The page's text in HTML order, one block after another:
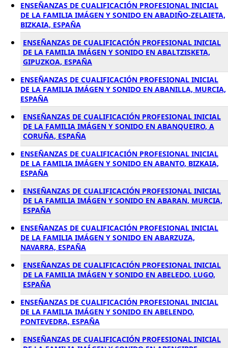
ENSEÑANZAS DE CUALIFICACIÓN PROFESIONAL INICIAL
DE LA FAMILIA IMÁGEN Y SONIDO EN ABADIÑO-ZELAIETA,
BIZKAIA, ESPAÑA
ENSEÑANZAS DE CUALIFICACIÓN PROFESIONAL INICIAL
DE LA FAMILIA IMÁGEN Y SONIDO EN ABALTZISKETA,
GIPUZKOA, ESPAÑA
ENSEÑANZAS DE CUALIFICACIÓN PROFESIONAL INICIAL
DE LA FAMILIA IMÁGEN Y SONIDO EN ABANILLA, MURCIA,
ESPAÑA
ENSEÑANZAS DE CUALIFICACIÓN PROFESIONAL INICIAL
DE LA FAMILIA IMÁGEN Y SONIDO EN ABANQUEIRO, A
CORUÑA, ESPAÑA
ENSEÑANZAS DE CUALIFICACIÓN PROFESIONAL INICIAL
DE LA FAMILIA IMÁGEN Y SONIDO EN ABANTO, BIZKAIA,
ESPAÑA
ENSEÑANZAS DE CUALIFICACIÓN PROFESIONAL INICIAL
DE LA FAMILIA IMÁGEN Y SONIDO EN ABARAN, MURCIA,
ESPAÑA
ENSEÑANZAS DE CUALIFICACIÓN PROFESIONAL INICIAL
DE LA FAMILIA IMÁGEN Y SONIDO EN ABARZUZA,
NAVARRA, ESPAÑA
ENSEÑANZAS DE CUALIFICACIÓN PROFESIONAL INICIAL
DE LA FAMILIA IMÁGEN Y SONIDO EN ABELEDO, LUGO,
ESPAÑA
ENSEÑANZAS DE CUALIFICACIÓN PROFESIONAL INICIAL
DE LA FAMILIA IMÁGEN Y SONIDO EN ABELENDO,
PONTEVEDRA, ESPAÑA
ENSEÑANZAS DE CUALIFICACIÓN PROFESIONAL INICIAL